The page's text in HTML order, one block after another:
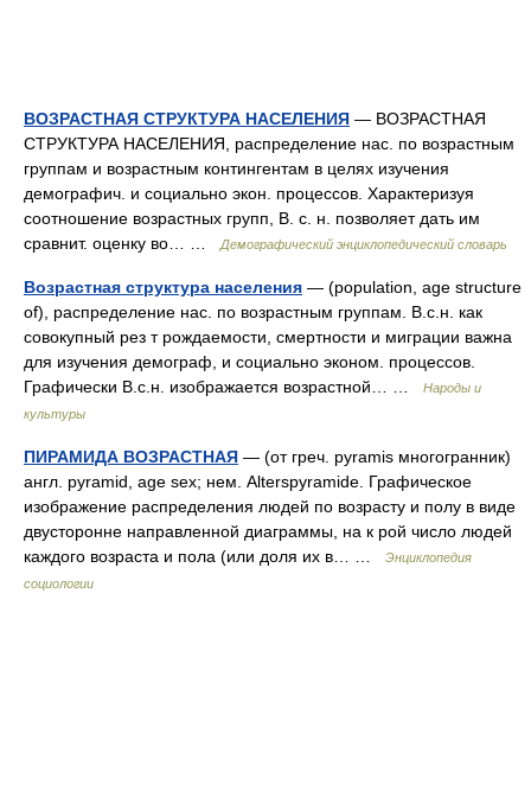
ВОЗРАСТНАЯ СТРУКТУРА НАСЕЛЕНИЯ — ВОЗРАСТНАЯ
СТРУКТУРА НАСЕЛЕНИЯ, распределение нас. по возрастным
группам и возрастным контингентам в целях изучения
демографич. и социально экон. процессов. Характеризуя
соотношение возрастных групп, В. с. н. позволяет дать им
сравнит. оценку во… …
Демографический энциклопедический словарь
Возрастная структура населения — (population, age structure
of), распределение нас. по возрастным группам. В.с.н. как
совокупный рез т рождаемости, смертности и миграции важна
для изучения демограф, и социально эконом. процессов.
Графически В.с.н. изображается возрастной… …
Народы и
культуры
ПИРАМИДА ВОЗРАСТНАЯ — (от греч. pyramis многогранник)
англ. pyramid, age sex; нем. Alterspyramide. Графическое
изображение распределения людей по возрасту и полу в виде
двусторонне направленной диаграммы, на к рой число людей
каждого возраста и пола (или доля их в… …
Энциклопедия
социологии